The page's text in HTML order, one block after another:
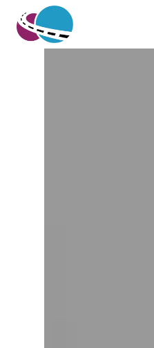
Panneau de gestion des cookies